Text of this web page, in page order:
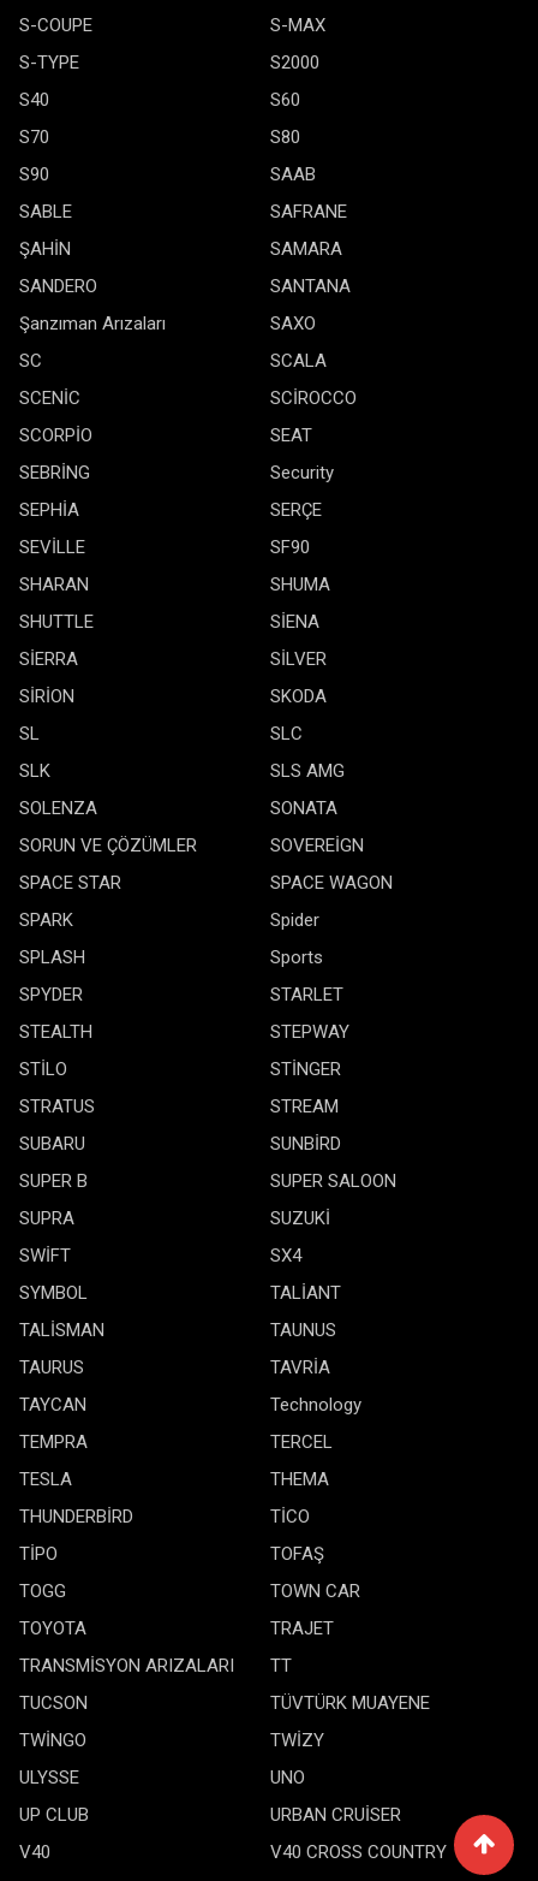
S-COUPE
S-MAX
S-TYPE
S2000
S40
S60
S70
S80
S90
SAAB
SABLE
SAFRANE
ŞAHİN
SAMARA
SANDERO
SANTANA
Şanzıman Arızaları
SAXO
SC
SCALA
SCENİC
SCİROCCO
SCORPİO
SEAT
SEBRİNG
Security
SEPHİA
SERÇE
SEVİLLE
SF90
SHARAN
SHUMA
SHUTTLE
SİENA
SİERRA
SİLVER
SİRİON
SKODA
SL
SLC
SLK
SLS AMG
SOLENZA
SONATA
SORUN VE ÇÖZÜMLER
SOVEREİGN
SPACE STAR
SPACE WAGON
SPARK
Spider
SPLASH
Sports
SPYDER
STARLET
STEALTH
STEPWAY
STİLO
STİNGER
STRATUS
STREAM
SUBARU
SUNBİRD
SUPER B
SUPER SALOON
SUPRA
SUZUKİ
SWİFT
SX4
SYMBOL
TALİANT
TALİSMAN
TAUNUS
TAURUS
TAVRİA
TAYCAN
Technology
TEMPRA
TERCEL
TESLA
THEMA
THUNDERBİRD
TİCO
TİPO
TOFAŞ
TOGG
TOWN CAR
TOYOTA
TRAJET
TRANSMİSYON ARIZALARI
TT
TUCSON
TÜVTÜRK MUAYENE
TWİNGO
TWİZY
ULYSSE
UNO
UP CLUB
URBAN CRUİSER
V40
V40 CROSS COUNTRY